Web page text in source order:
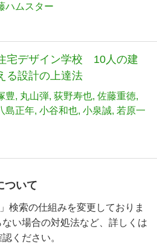
ハムスター
宅デザイン学校 10人の建
る設計の上達法
豊 丸山弾 荻野寿也 佐藤重徳
島正年 小谷和也 小泉誠 若原一
ついて
検索の仕組みを変更しておりま
い場合の対処法など、詳しくは
ください。